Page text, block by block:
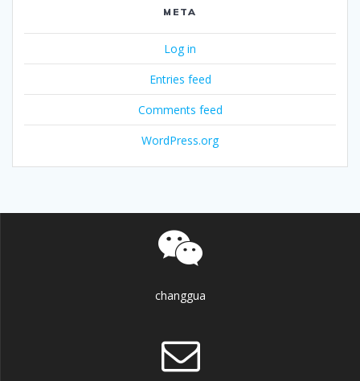
META
Log in
Entries feed
Comments feed
WordPress.org
changgua